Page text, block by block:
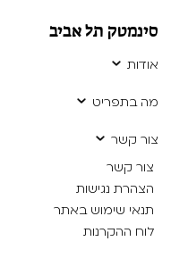
סינמטק תל אביב
אודות
מה בתפריט
צור קשר
צור קשר
הצהרת נגישות
תנאי שימוש באתר
לוח ההקרנות